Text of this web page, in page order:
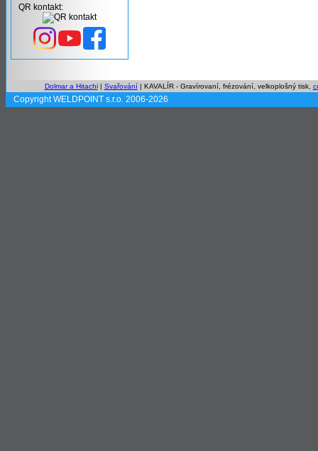
QR kontakt:
Dolmar a Hitachi| Svařování| KAVALÍR - Gravírovaní, frézování, velkoplošný tisk,
Copyright WELDPOINT s.r.o. 2006-2026